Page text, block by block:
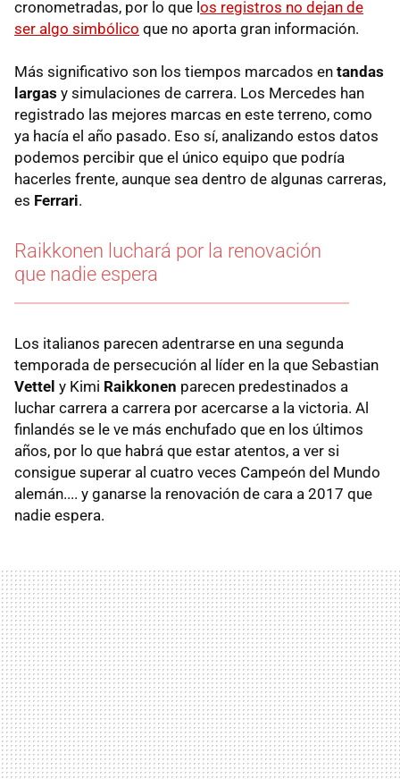
cronometradas, por lo que l os registros no dejan de
ser algo simbólico que no aporta gran información.
Más significativo son los tiempos marcados en tandas
largas y simulaciones de carrera. Los Mercedes han
registrado las mejores marcas en este terreno, como
ya hacía el año pasado. Eso sí, analizando estos datos
podemos percibir que el único equipo que podría
hacerles frente, aunque sea dentro de algunas carreras,
es Ferrari.
Raikkonen luchará por la renovación
que nadie espera
Los italianos parecen adentrarse en una segunda
temporada de persecución al líder en la que Sebastian
Vettel y Kimi Raikkonen parecen predestinados a
luchar carrera a carrera por acercarse a la victoria. Al
finlandés se le ve más enchufado que en los últimos
años, por lo que habrá que estar atentos, a ver si
consigue superar al cuatro veces Campeón del Mundo
alemán.... y ganarse la renovación de cara a 2017 que
nadie espera.